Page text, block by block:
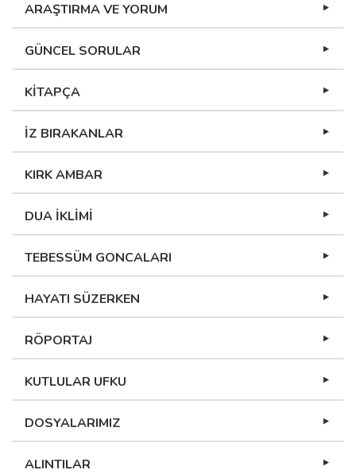
ARAŞTIRMA VE YORUM
GÜNCEL SORULAR
KİTAPÇA
İZ BIRAKANLAR
KIRK AMBAR
DUA İKLİMİ
TEBESSÜM GONCALARI
HAYATI SÜZERKEN
RÖPORTAJ
KUTLULAR UFKU
DOSYALARIMIZ
ALINTILAR